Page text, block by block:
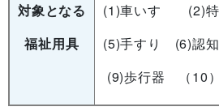
対象となる
福祉用具
(1)車いす (2)特
(5)手すり (6)認
(9)歩行器 （10